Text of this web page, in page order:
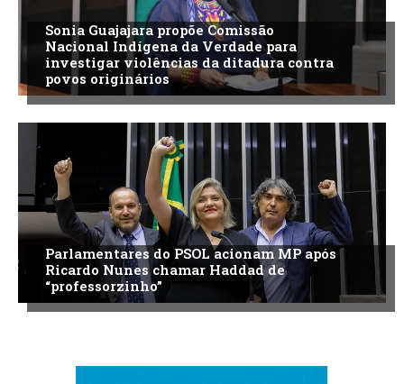
Sonia Guajajara propõe Comissão
Nacional Indígena da Verdade para
investigar violências da ditadura contra
povos originários
Parlamentares do PSOL acionam MP após
Ricardo Nunes chamar Haddad de
“professorzinho”